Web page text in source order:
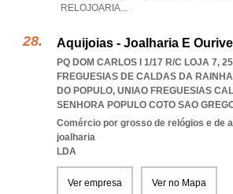
RELOJOARIA...
Aquijoias - Joalharia E
PQ DOM CARLOS I 1/17 R/C LOJA 7,
FREGUESIAS DE CALDAS DA
DO POPULO, UNIAO FREGUESIAS
SENHORA POPULO COTO SAO
Comércio por grosso de relógios e de
joalharia
LDA
Ver empresa Ver no Mapa